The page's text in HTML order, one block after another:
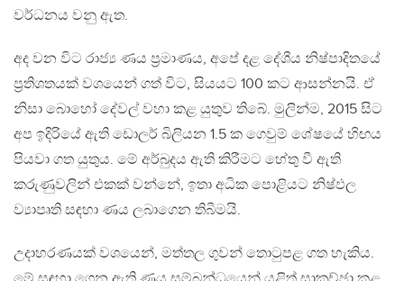
වර්ධනය වනු ඇත.
අද වන විට රාජ්‍ය ණය ප‍්‍රමාණය, අපේ දළ දේශීය නිෂ්පාදිතයේ
ප‍්‍රතිශතයක් වශයෙන් ගත් විට, සියයට 100 කට ආසන්නයි. ඒ
නිසා බොහෝ දේවල් වහා කළ යුතුව තිබේ. මුලින්ම, 2015 සිට
අප ඉදිරියේ ඇති ඩොලර් බිලියන 1.5 ක ගෙවුම් ශේෂයේ හිඟය
පියවා ගත යුතුය. මේ අර්බුදය ඇති කිරීමට හේතු වී ඇති
කරුණුවලින් එකක් වන්නේ, ඉතා අධික පොළියට නිෂ්ඵල
ව්‍යාපෘති සඳහා ණය ලබාගෙන තිබීමයි.
උදාහරණයක් වශයෙන්, මත්තල ගුවන් තොටුපළ ගත හැකිය.